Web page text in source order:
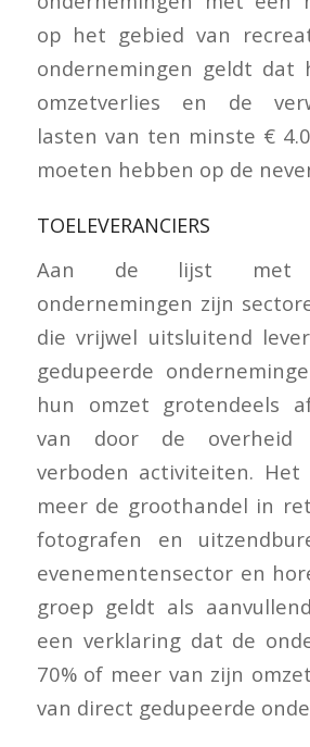
op het gebied van
ondernemingen geldt dat
omzetverlies en de
lasten van ten minste €
moeten hebben op de
TOELEVERANCIERS
Aan de lijst met
ondernemingen zijn
die vrijwel uitsluitend
gedupeerde
hun omzet grotendeels
van door de overheid
verboden activiteiten.
meer de groothandel in
fotografen en
evenementensector en
groep geldt als
een verklaring dat de
70% of meer van zijn
van direct gedupeerde